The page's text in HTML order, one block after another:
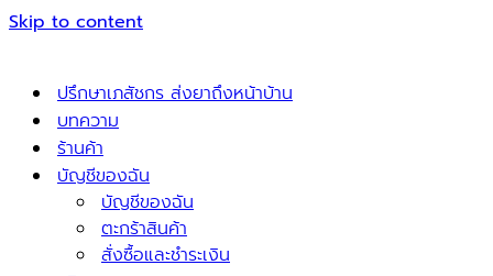
Skip to content
ปรึกษาเภสัชกร ส่งยาถึงหน้าบ้าน
บทความ
ร้านค้า
บัญชีของฉัน
บัญชีของฉัน
ตะกร้าสินค้า
สั่งซื้อและชำระเงิน